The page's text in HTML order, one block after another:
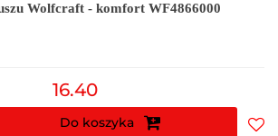
Wolfcraft - komfort WF4866000
16.40
Do koszyka